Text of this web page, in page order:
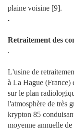
plaine voisine [9].
.
Retraitement des
.
L'usine de
à La Hague (France)
sur le plan
l'atmosphère de très
krypton 85
moyenne annuelle